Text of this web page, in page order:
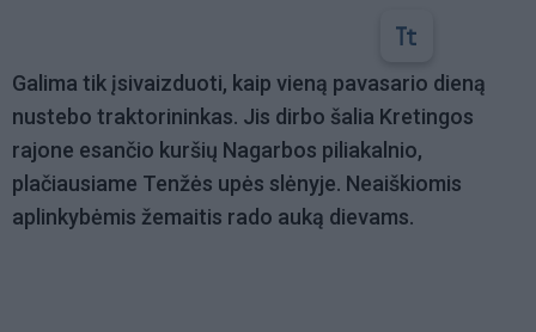
Galima tik įsivaizduoti, kaip vieną pavasario dieną
nustebo traktorininkas. Jis dirbo šalia Kretingos
rajone esančio kuršių Nagarbos piliakalnio,
plačiausiame Tenžės upės slėnyje. Neaiškiomis
aplinkybėmis žemaitis rado auką dievams.